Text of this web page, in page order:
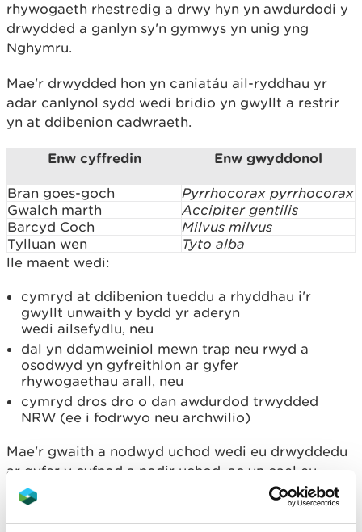
rhywogaeth rhestredig a drwy hyn yn awdurdodi y
drwydded a ganlyn sy'n gymwys yn unig yng
Nghymru.
Mae'r drwydded hon yn caniatáu ail-ryddhau yr
adar canlynol sydd wedi bridio yn gwyllt a restrir
yn at ddibenion cadwraeth.
Enw cyffredin Enw gwyddonol
Bran goes-goch
Pyrrhocorax pyrrhocorax
Gwalch marth
Accipiter gentilis
Barcyd Coch
Milvus milvus
Tylluan wen
Tyto alba
lle maent wedi:
cymryd at ddibenion tueddu a rhyddhau i'r
gwyllt unwaith y bydd yr aderyn
wedi ailsefydlu, neu
dal yn ddamweiniol mewn trap neu rwyd a
osodwyd yn gyfreithlon ar gyfer
rhywogaethau arall, neu
cymryd dros dro o dan awdurdod trwydded
NRW (ee i fodrwyo neu archwilio)
Mae'r gwaith a nodwyd uchod wedi eu drwyddedu
ar gyfer y cyfnod a nodir uchod, ac yn cael eu
ganiatáu yn amodol ar gydymffurfio â'r amodau fel
a nodwyd. Gall unrhyw beth a wnaed heb fod yn
unol â thelerau'r drwydded fod yn drosedd.